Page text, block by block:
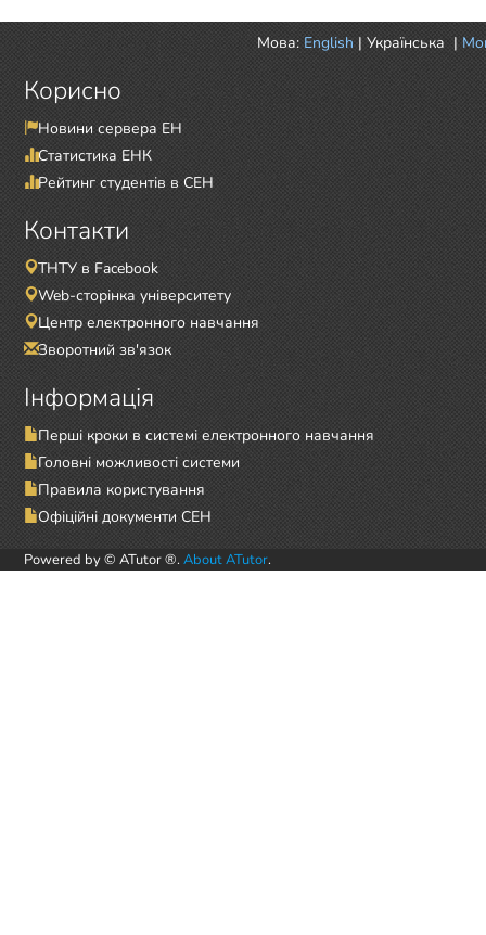
Мова: English | Українська |
Корисно
Новини сервера ЕН
Статистика ЕНК
Рейтинг студентів в СЕН
Контакти
ТНТУ в Facebook
Web-сторінка університету
Центр електронного навчання
Зворотний зв'язок
Інформація
Перші кроки в системі електронного навчання
Головні можливості системи
Правила користування
Офіційні документи СЕН
Powered by © ATutor ®. About ATutor.